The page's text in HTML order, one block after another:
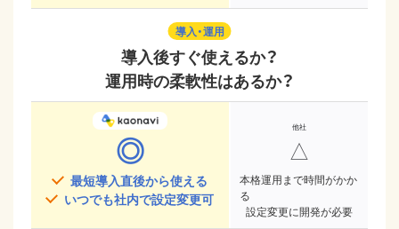
導入・運用
導入後すぐ使えるか？
運用時の柔軟性はあるか？
◎
最短導入直後から使える
いつでも社内で設定変更可
△
本格運用まで時間がかか
る
設定変更に開発が必要